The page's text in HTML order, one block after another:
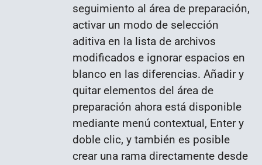
seguimiento al área de preparación,
activar un modo de selección
aditiva en la lista de archivos
modificados e ignorar espacios en
blanco en las diferencias. Añadir y
quitar elementos del área de
preparación ahora está disponible
mediante menú contextual, Enter y
doble clic, y también es posible
crear una rama directamente desde